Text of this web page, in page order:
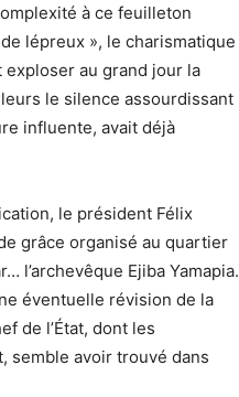
à ce feuilleton
lépreux », le charismatique
au grand jour la
le silence assourdissant
influente, avait déjà
le président Félix
grâce organisé au quartier
l’archevêque Ejiba Yamapia.
éventuelle révision de la
de l’État, dont les
semble avoir trouvé dans